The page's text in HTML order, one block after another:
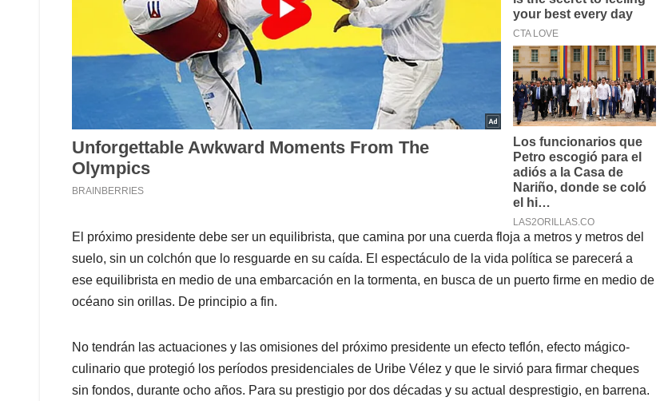
El próximo presidente debe ser un equilibrista, que camina por una cuerda floja a metros y metros del
suelo, sin un colchón que lo resguarde en su caída. El espectáculo de la vida política se parecerá a
ese equilibrista en medio de una embarcación en la tormenta, en busca de un puerto firme en medio de
océano sin orillas. De principio a fin.
No tendrán las actuaciones y las omisiones del próximo presidente un efecto teflón, efecto mágico-
culinario que protegió los períodos presidenciales de Uribe Vélez y que le sirvió para firmar cheques
sin fondos, durante ocho años. Para su prestigio por dos décadas y su actual desprestigio, en barrena.